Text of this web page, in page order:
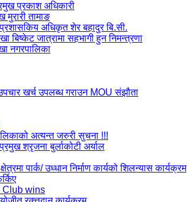
प्रकाश अधिकारी
मुरारी तामाङ
प्रशासकिय अधिकृत शेर बहादुर बि.सी.
बिष्केट जात्रामा सहभागी हुन निमन्त्रणा
नगरपालिका
उपचार खर्च उपलब्ध गराउन MOU संझौता
अत्यन्त जरुरी सुचना !!!
श्रृजना बुर्लाकोटी अर्याल
पार्क/ उध्धान निर्माण कार्यको शिलन्यास कार्यक्रम
Club wins